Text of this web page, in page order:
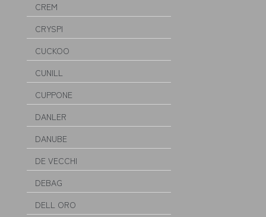
CREM
CRYSPI
CUCKOO
CUNILL
CUPPONE
DANLER
DANUBE
DE VECCHI
DEBAG
DELL ORO